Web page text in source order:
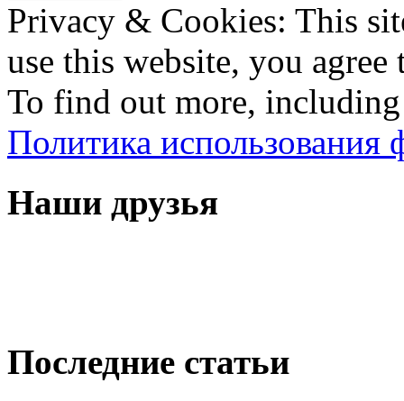
Privacy & Cookies: This
use this website, you agree
To find out more,
Политика использования
Наши друзья
Последние статьи